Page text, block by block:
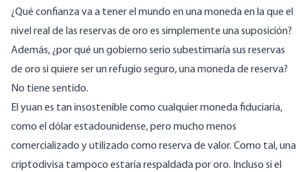
¿Qué confianza va a tener el mundo en una moneda en la que el
nivel real de las reservas de oro es simplemente una suposición?
Además, ¿por qué un gobierno serio subestimaría sus reservas
de oro si quiere ser un refugio seguro, una moneda de reserva?
No tiene sentido.
El yuan es tan insostenible como cualquier moneda fiduciaria,
como el dólar estadounidense, pero mucho menos
comercializado y utilizado como reserva de valor. Como tal, una
criptodivisa tampoco estaría respaldada por oro. Incluso si el